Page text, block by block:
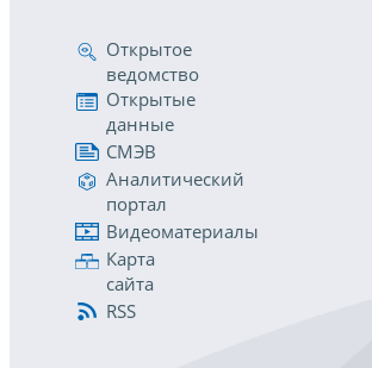
Открытое
ведомство
Открытые
данные
СМЭВ
Аналитический
портал
Видеоматериалы
Карта
сайта
RSS